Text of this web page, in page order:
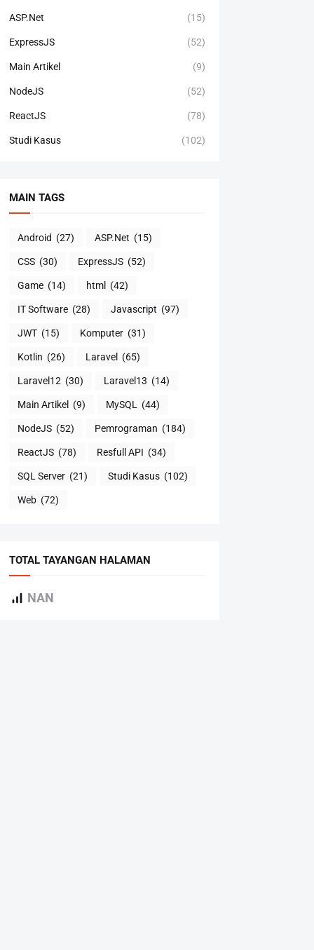
ASP.Net (15)
ExpressJS (52)
Main Artikel (9)
NodeJS (52)
ReactJS (78)
Studi Kasus (102)
MAIN TAGS
Android (27) ASP.Net (15)
CSS (30) ExpressJS (52)
Game (14) html (42)
IT Software (28) Javascript (97)
JWT (15) Komputer (31)
Kotlin (26) Laravel (65)
Laravel12 (30) Laravel13 (14)
Main Artikel (9) MySQL (44)
NodeJS (52) Pemrograman (184)
ReactJS (78) Resfull API (34)
SQL Server (21) Studi Kasus (102)
Web (72)
TOTAL TAYANGAN HALAMAN
NAN